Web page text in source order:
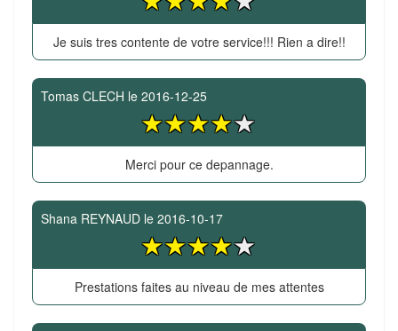
Je suis tres contente de votre service!!! Rien a dire!!
Tomas CLECH le 2016-12-25
Merci pour ce depannage.
Shana REYNAUD le 2016-10-17
Prestations faites au niveau de mes attentes